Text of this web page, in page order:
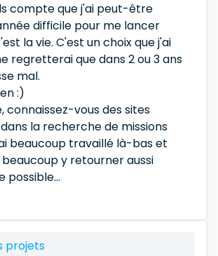
compte que j'ai peut-être
difficile pour me lancer
la vie. C'est un choix que j'ai
regretterai que dans 2 ou 3 ans
mal.
:)
connaissez-vous des sites
la recherche de missions
beaucoup travaillé là-bas et
y retourner aussi
possible...
projets